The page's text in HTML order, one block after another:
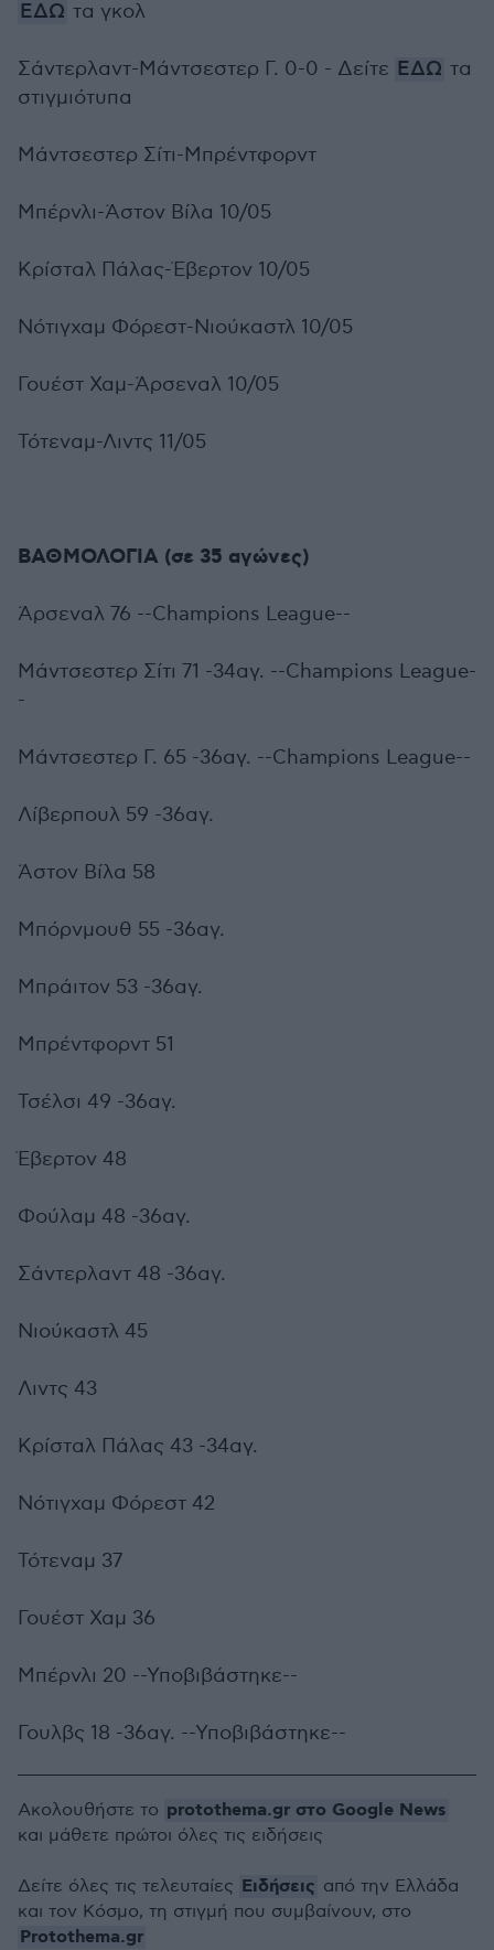
ΕΔΩ τα γκολ
Σάντερλαντ-Μάντσεστερ Γ. 0-0 - Δείτε ΕΔΩ τα
στιγμιότυπα
Μάντσεστερ Σίτι-Μπρέντφορντ
Μπέρνλι-Άστον Βίλα 10/05
Κρίσταλ Πάλας-Έβερτον 10/05
Νότιγχαμ Φόρεστ-Νιούκαστλ 10/05
Γουέστ Χαμ-Άρσεναλ 10/05
Τότεναμ-Λιντς 11/05
ΒΑΘΜΟΛΟΓΙΑ (σε 35 αγώνες)
Άρσεναλ 76 --Champions League--
Μάντσεστερ Σίτι 71 -34αγ. --Champions League-
-
Μάντσεστερ Γ. 65 -36αγ. --Champions League--
Λίβερπουλ 59 -36αγ.
Άστον Βίλα 58
Μπόρνμουθ 55 -36αγ.
Μπράιτον 53 -36αγ.
Μπρέντφορντ 51
Τσέλσι 49 -36αγ.
Έβερτον 48
Φούλαμ 48 -36αγ.
Σάντερλαντ 48 -36αγ.
Νιούκαστλ 45
Λιντς 43
Κρίσταλ Πάλας 43 -34αγ.
Νότιγχαμ Φόρεστ 42
Τότεναμ 37
Γουέστ Χαμ 36
Μπέρνλι 20 --Υποβιβάστηκε--
Γουλβς 18 -36αγ. --Υποβιβάστηκε--
Ακολουθήστε το protothema.gr στο Google News
και μάθετε πρώτοι όλες τις ειδήσεις
Δείτε όλες τις τελευταίες Ειδήσεις από την Ελλάδα
και τον Κόσμο, τη στιγμή που συμβαίνουν, στο
Protothema.gr